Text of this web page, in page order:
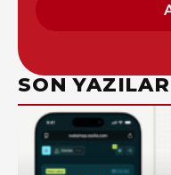
SON YAZILAR